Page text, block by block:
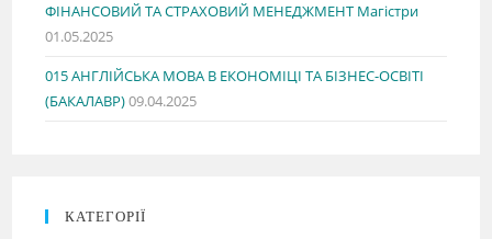
ФІНАНСОВИЙ ТА СТРАХОВИЙ МЕНЕДЖМЕНТ Магістри
01.05.2025
015 АНГЛІЙСЬКА МОВА В ЕКОНОМІЦІ ТА БІЗНЕС-ОСВІТІ
(БАКАЛАВР)09.04.2025
КАТЕГОРІЇ